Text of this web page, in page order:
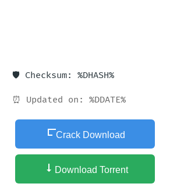
🛡️ Checksum: %DHASH%
⏰ Updated on: %DDATE%
Crack Download
Download Torrent